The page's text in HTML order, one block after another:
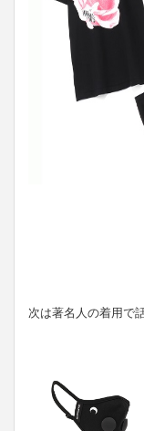
次は著名人の着用で